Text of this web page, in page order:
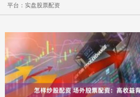
平台：实盘股票配资